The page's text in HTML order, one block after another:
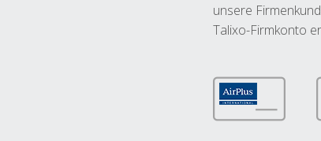
unsere
Talixo-Firmkonto